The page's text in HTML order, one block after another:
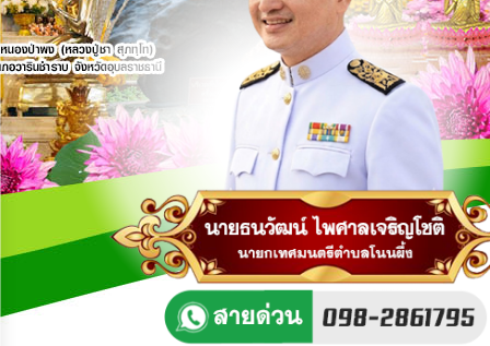
การ
เปิด
เผย
ข้อมูล
สาธารณะ
OIT
การ
ปฏิสัมพันธ์
ความ